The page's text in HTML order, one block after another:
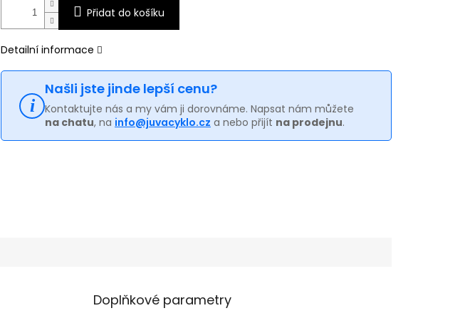
Přidat do košíku
Detailní informace
Našli jste jinde lepší cenu?
Kontaktujte nás a my vám ji dorovnáme. Napsat nám můžete
na chatu, na info@juvacyklo.cz a nebo přijít na prodejnu.
Doplňkové parametry